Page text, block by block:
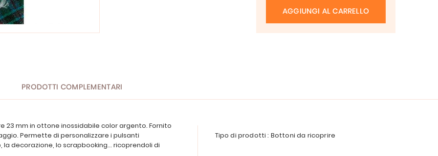
AGGIUNGI AL CARRELLO
PRODOTTI COMPLEMENTARI
23 mm in ottone inossidabile color argento. Fornito
Permette di personalizzare i pulsanti
decorazione, lo scrapbooking... ricoprendoli di
Tipo di prodotti : Bottoni da ricoprire